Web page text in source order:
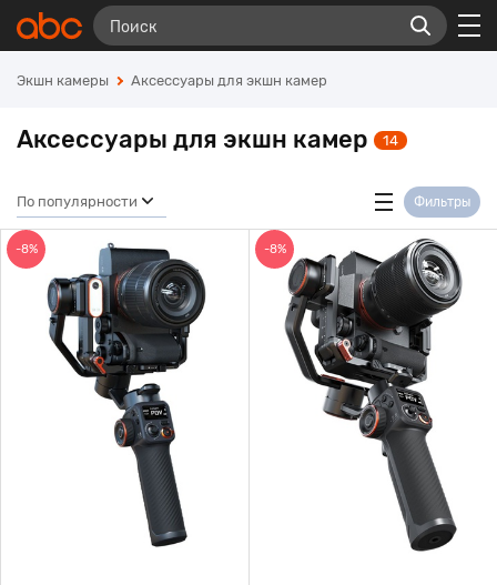
Экшн камеры Аксессуары для экшн камер
Аксессуары для экшн камер 14
По популярности Фильтры
-8% -8%